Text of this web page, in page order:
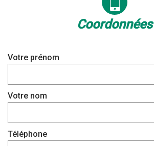
coordonnées
Votre prénom
Votre nom
Téléphone